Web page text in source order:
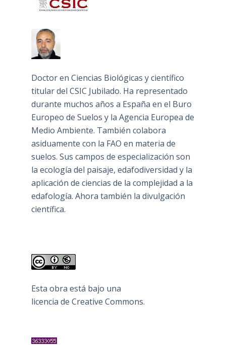
Doctor en Ciencias Biológicas y científico
titular del CSIC Jubilado. Ha representado
durante muchos años a España en el Buro
Europeo de Suelos y la Agencia Europea de
Medio Ambiente. También colabora
asiduamente con la FAO en materia de
suelos. Sus campos de especialización son
la ecología del paisaje, edafodiversidad y la
aplicación de ciencias de la complejidad a la
edafología. Ahora también la divulgación
científica.
Esta obra está bajo una
licencia de Creative Commons.